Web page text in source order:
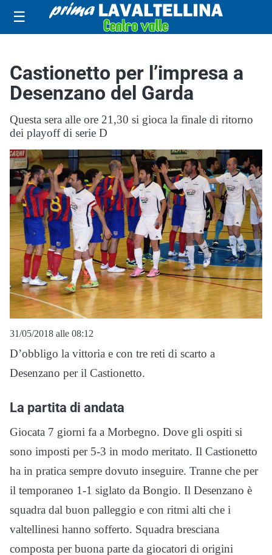
☰
Castionetto per l’impresa a
Desenzano del Garda
Questa sera alle ore 21,30 si gioca la finale di ritorno
dei playoff di serie D
31/05/2018 alle 08:12
D’obbligo la vittoria e con tre reti di scarto a
Desenzano per il Castionetto.
La partita di andata
Giocata 7 giorni fa a Morbegno. Dove gli ospiti si
sono imposti per 5-3 in modo meritato. Il Castionetto
ha in pratica sempre dovuto inseguire. Tranne che per
il temporaneo 1-1 siglato da Bongio. Il Desenzano è
squadra dal buon palleggio e con ritmi alti che i
valtellinesi hanno sofferto. Squadra bresciana
composta per buona parte da giocatori di origini